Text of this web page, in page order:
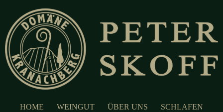
HOME WEINGUT ÜBER UNS SCHLAFEN